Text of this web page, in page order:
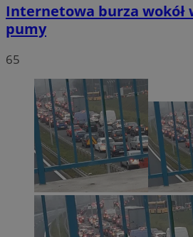
Internetowa burza wokół
pumy
65